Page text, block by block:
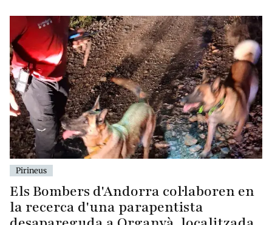
Pirineus
Els Bombers d'Andorra col·laboren en
la recerca d'una parapentista